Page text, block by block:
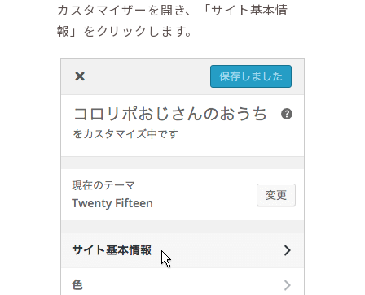
カスタマイザーを開き、「サイト基本情
報」をクリックします。